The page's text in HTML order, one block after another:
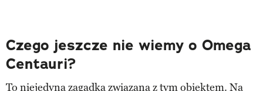
Czego jeszcze nie wiemy o Omega
Centauri?
To niejedyna zagadka związana z tym obiektem. Na